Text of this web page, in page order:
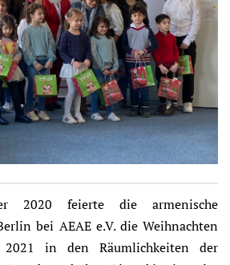
2020 feierte die armenische
bei AEAE e.V. die Weihnachten
in den Räumlichkeiten der